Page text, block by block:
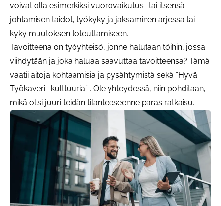
voivat olla esimerkiksi vuorovaikutus- tai itsensä
johtamisen taidot, työkyky ja jaksaminen arjessa tai
kyky muutoksen toteuttamiseen.
Tavoitteena on työyhteisö, jonne halutaan töihin, jossa
viihdytään ja joka haluaa saavuttaa tavoitteensa? Tämä
vaatii aitoja kohtaamisia ja pysähtymistä sekä ”Hyvä
Työkaveri -kulttuuria” . Ole yhteydessä, niin pohditaan,
mikä olisi juuri teidän tilanteeseenne paras ratkaisu.